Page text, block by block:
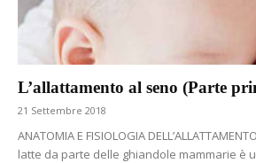
L’allattamento al seno (Parte
21 Settembre 2018
ANATOMIA E FISIOLOGIA
latte da parte delle ghiandole mammarie è